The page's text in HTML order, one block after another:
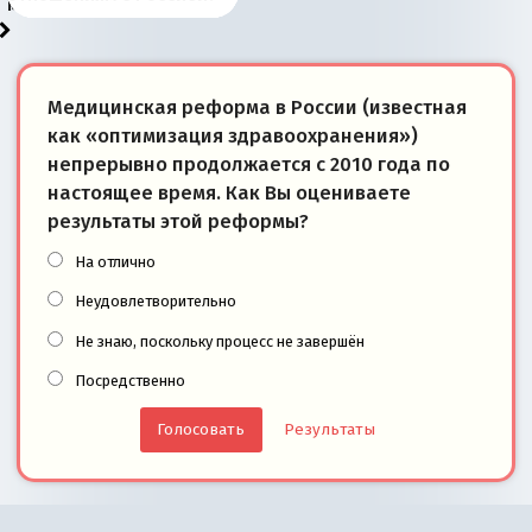
моря
победители
Медицинская реформа в России (известная
как «оптимизация здравоохранения»)
непрерывно продолжается с 2010 года по
настоящее время. Как Вы оцениваете
результаты этой реформы?
На отлично
Неудовлетворительно
Не знаю, поскольку процесс не завершён
Посредственно
Результаты